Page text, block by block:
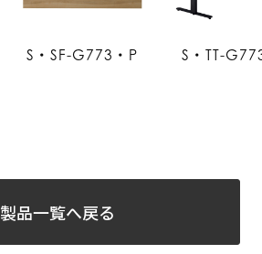
S・SF-G773・P S・TT-
製品一覧へ戻る